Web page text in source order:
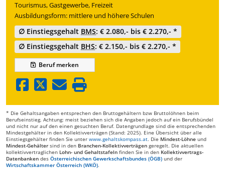
Tourismus, Gastgewerbe, Freizeit
Ausbildungsform: mittlere und höhere Schulen
∅ Einstiegsgehalt BMS: € 2.080,- bis € 2.270,- *
∅ Einstiegsgehalt BHS: € 2.150,- bis € 2.270,- *
Berufmerken
* Die Gehaltsangaben entsprechen den Bruttogehältern bzw Bruttolöhnen beim
Berufseinstieg. Achtung: meist beziehen sich die Angaben jedoch auf ein Berufsbündel
und nicht nur auf den einen gesuchten Beruf. Datengrundlage sind die entsprechenden
Mindestgehälter in den Kollektivverträgen (Stand: 2025). Eine Übersicht über alle
Einstiegsgehälter finden Sie unter www.gehaltskompass.at. Die Mindest-Löhne und
Mindest-Gehälter sind in den Branchen-Kollektivverträgen geregelt. Die aktuellen
kollektivvertraglichen Lohn- und Gehaltstafeln finden Sie in den Kollektivvertrags-
Datenbanken des Österreichischen Gewerkschaftsbundes (ÖGB) und der
Wirtschaftskammer Österreich (WKÖ).